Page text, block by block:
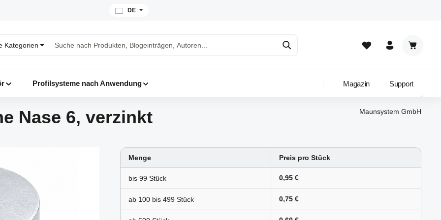
DE
Kategorien
Profilsysteme nach Anwendung Magazin Support
Nase 6, verzinkt Maunsystem GmbH
Menge Preis pro Stück
bis 99 0,95 €
ab 100 bis 499 0,75 €